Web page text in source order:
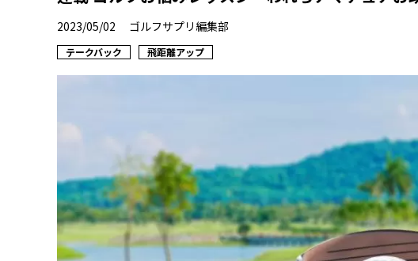
2023/05/02 ゴルフサプリ編集部
テークバック 飛距離アップ